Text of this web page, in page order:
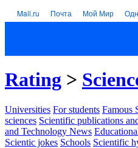
Mail.ru Почта Мой Мир
Rating >
Universities For students Famous
sciences Scientific publications
and Technology News
Scientic jokes Schools Scientific